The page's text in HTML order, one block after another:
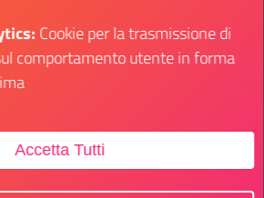
dal vivo.
sulle modalità di iscrizione?
Cookie per la trasmissione di
comportamento utente in forma
Accetta Tutti